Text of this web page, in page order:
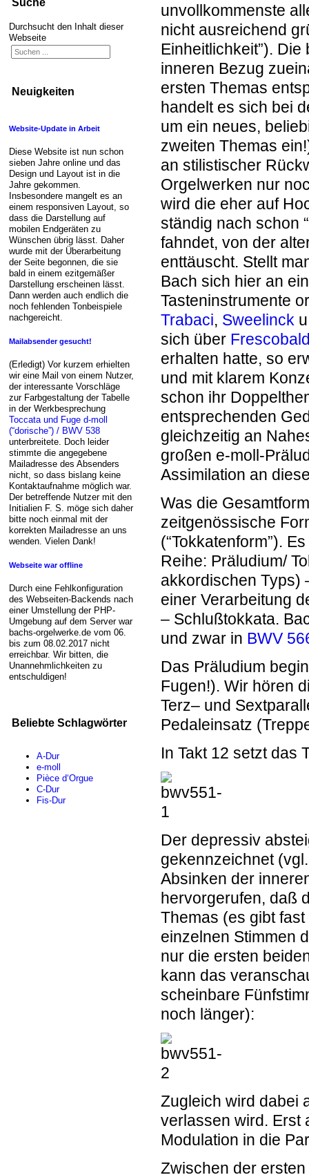
Suche
Durchsucht den Inhalt dieser
Webseite
Neuigkeiten
Website-Update in Arbeit
Diese Website ist nun schon
sieben Jahre online und das
Design und Layout ist in die
Jahre gekommen.
Insbesondere mangelt es an
einem responsiven Layout, so
dass die Darstellung auf
mobilen Endgeräten zu
Wünschen übrig lässt. Daher
wurde mit der Überarbeitung
der Seite begonnen, die sie
bald in einem ezitgemäßer
Darstellung erscheinen lässt.
Dann werden auch endlich die
noch fehlenden Tonbeispiele
nachgereicht.
Mailabsender gesucht!
(Erledigt) Vor kurzem erhielten
wir eine Mail von einem Nutzer,
der interessante Vorschläge
zur Farbgestaltung der Tabelle
in der Werkbesprechung
Toccata und Fuge d-moll
(“dorische”) / BWV 538
unterbreitete. Doch leider
stimmte die angegebene
Mailadresse des Absenders
nicht, so dass bislang keine
Kontaktaufnahme möglich war.
Der betreffende Nutzer mit den
Initialien F. S. möge sich daher
bitte noch einmal mit der
korrekten Mailadresse an uns
wenden. Vielen Dank!
Webseite war offline
Durch eine Fehlkonfiguration
des Webseiten-Backends nach
einer Umstellung der PHP-
Umgebung auf dem Server war
bachs-orgelwerke.de vom 06.
bis zum 08.02.2017 nicht
erreichbar. Wir bitten, die
Unannehmlichkeiten zu
entschuldigen!
Beliebte Schlagwörter
A-Dur
e-moll
Pièce d‘Orgue
C-Dur
Fis-Dur
unvollkommenste
nicht ausreichend
Einheitlichkeit”).
inneren Bezug
ersten Themas
handelt es sich bei
um ein neues,
zweiten Themas ein!
an stilistischer
Orgelwerken nur
wird die eher auf
ständig nach schon
fahndet, von der
enttäuscht. Stellt
Bach sich hier an
Tasteninstrumente
Trabaci, Sweelinck
sich über
erhalten hatte, so
und mit klarem
schon ihr
entsprechenden
gleichzeitig an
großen e-moll-
Assimilation an
Was die
zeitgenössische
(“Tokkatenform”).
Reihe: Präludium/
akkordischen Typs)
einer Verarbeitung
– Schlußtokkata.
und zwar in BWV
Das Präludium
Fugen!). Wir hören
Terz– und
Pedaleinsatz
In Takt 12 setzt das
Der depressiv
gekennzeichnet
Absinken der
hervorgerufen, daß
Themas (es gibt
einzelnen Stimmen
nur die ersten
kann das
scheinbare
noch länger):
Zugleich wird dabei
verlassen wird. Erst
Modulation in die
Zwischen der